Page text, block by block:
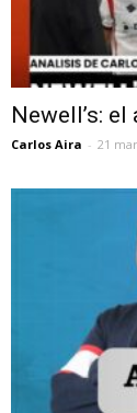
Newell’s:
Carlos Aira - 21